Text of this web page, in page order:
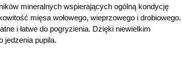
mineralnych wspierających ogólną kondycję
mięsa wołowego, wieprzowego i drobiowego.
i łatwe do pogryzienia. Dzięki niewielkim
jedzenia pupila.